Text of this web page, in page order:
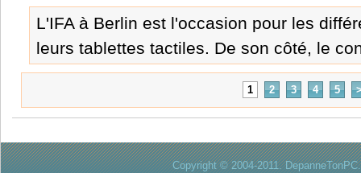
L'IFA à Berlin est l'occasion pour les
leurs tablettes tactiles. De son côté, le
1 2 3 4 5
Copyright © 2004-2011.